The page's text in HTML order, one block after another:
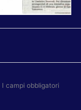
I campi obbligatori